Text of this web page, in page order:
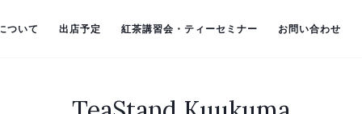
ついて 出店予定 紅茶講習会・ティーセミナー お問い合わせ